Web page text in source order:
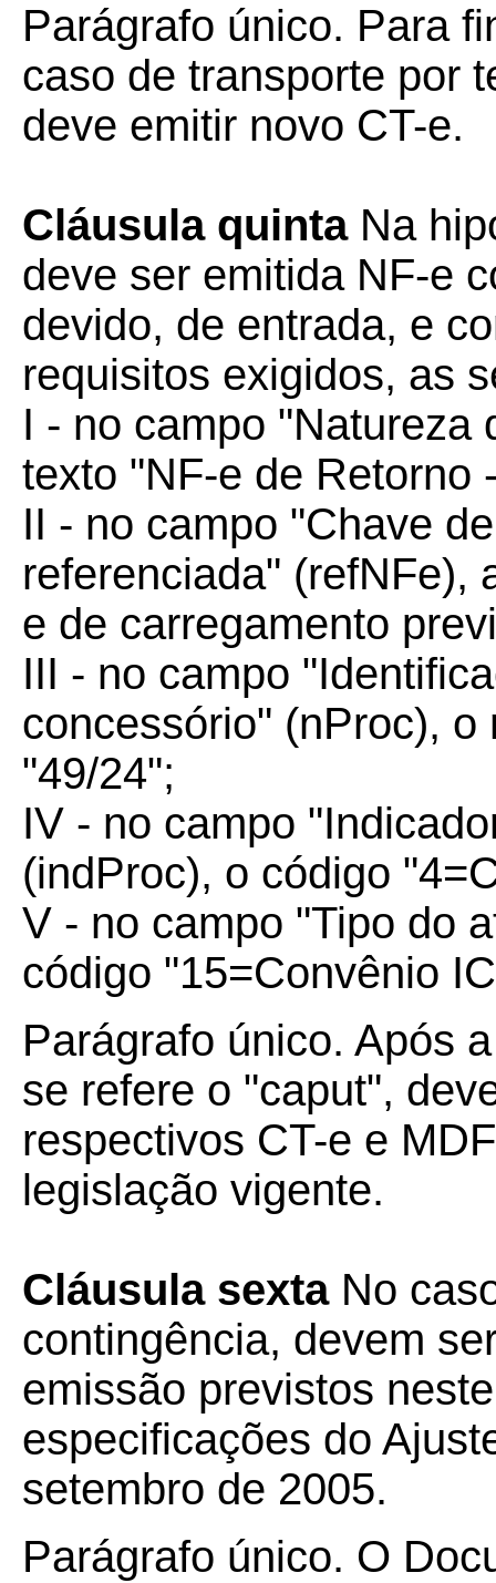
Parágrafo único. Para
caso de transporte por
deve emitir novo CT-e.
Cláusula quintaNa
deve ser emitida NF-e
devido, de entrada, e
requisitos exigidos, as
I - no campo "Natureza
texto "NF-e de Retorno
II - no campo "Chave
referenciada" (refNFe),
e de carregamento
III - no campo
concessório" (nProc),
"49/24";
IV - no campo
(indProc), o código
V - no campo "Tipo do
código "15=Convênio
Parágrafo único. Após
se refere o "caput",
respectivos CT-e e
legislação vigente.
Cláusula sextaNo
contingência, devem
emissão previstos
especificações do
setembro de 2005.
Parágrafo único. O